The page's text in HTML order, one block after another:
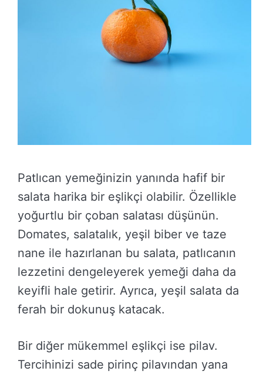
Patlıcan yemeğinizin yanında hafif bir
salata harika bir eşlikçi olabilir. Özellikle
yoğurtlu bir çoban salatası düşünün.
Domates, salatalık, yeşil biber ve taze
nane ile hazırlanan bu salata, patlıcanın
lezzetini dengeleyerek yemeği daha da
keyifli hale getirir. Ayrıca, yeşil salata da
ferah bir dokunuş katacak.
Bir diğer mükemmel eşlikçi ise pilav.
Tercihinizi sade pirinç pilavından yana